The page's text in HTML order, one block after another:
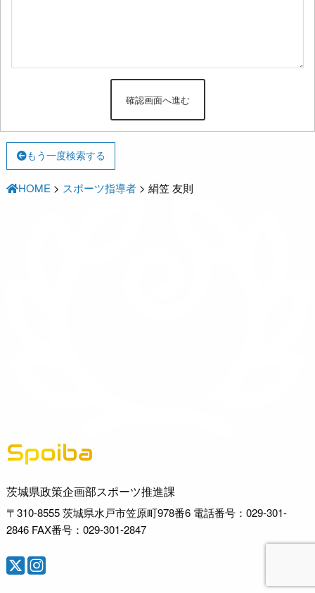
もう一度検索する
HOME > スポーツ指導者 >絹笠 友則
Spoiba
茨城県政策企画部スポーツ推進課
〒310-8555 茨城県水戸市笠原町978番6 電話番号：029-301-
2846 FAX番号：029-301-2847